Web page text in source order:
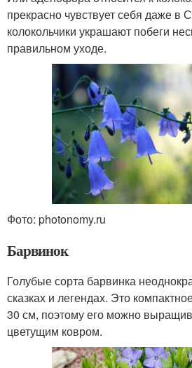
прекрасно чувствует себя даже в
колокольчики украшают побеги
правильном уходе.
Фото: photonomy.ru
Барвинок
Голубые сорта барвинка
сказках и легендах. Это
30 см, поэтому его можно
цветущим ковром.